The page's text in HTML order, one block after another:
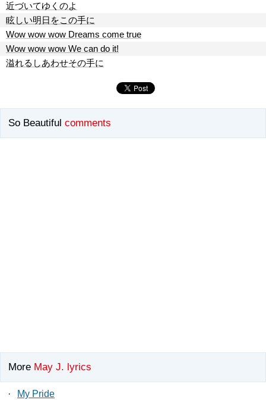
近づいてゆくのよ
眩しい明日をこの手に
Wow wow wow Dreams come true
Wow wow wow We can do it!
溢れるしあわせその手に
So Beautiful comments
More May J. lyrics
· My Pride